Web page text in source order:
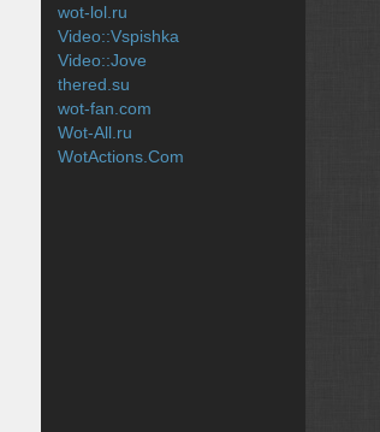
wot-lol.ru
Video::Vspishka
Video::Jove
thered.su
wot-fan.com
Wot-All.ru
WotActions.Com